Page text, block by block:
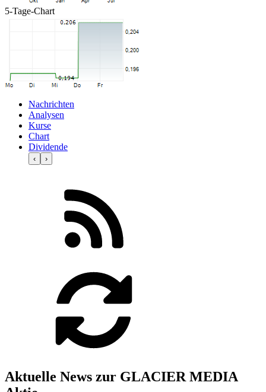
5-Tage-Chart
Nachrichten
Analysen
Kurse
Chart
Dividende
‹ ›
Aktuelle News zur GLACIER MEDIA